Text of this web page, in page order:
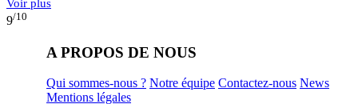
Voir plus
9/10
A PROPOS DE NOUS
Qui sommes-nous ? Notre équipe Contactez-nous News
Mentions légales